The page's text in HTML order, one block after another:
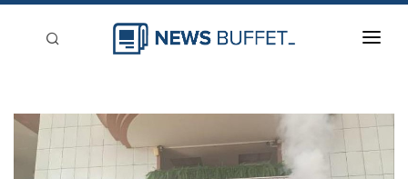
新聞稿分類
登入